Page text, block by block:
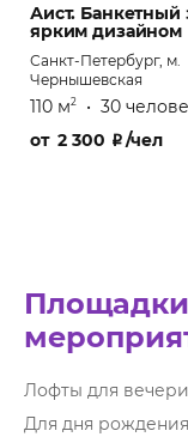
Аист. Банкетный
ярким дизайном
Санкт-Петербург, м.
Чернышевская
110 м2 • 30
от2 300 ₽/чел
Площадки
Лофты для
Для дня рождения